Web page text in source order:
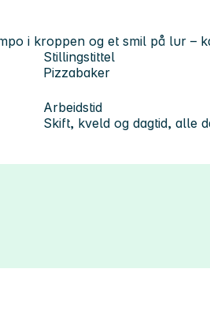
i kroppen og et smil på lur –
Stillingstittel
Pizzabaker
Arbeidstid
Skift, kveld og dagtid, alle